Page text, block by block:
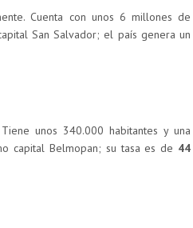
Cuenta con unos 6 millones de
San Salvador; el país genera un
unos 340.000 habitantes y una
capital Belmopan; su tasa es de 44